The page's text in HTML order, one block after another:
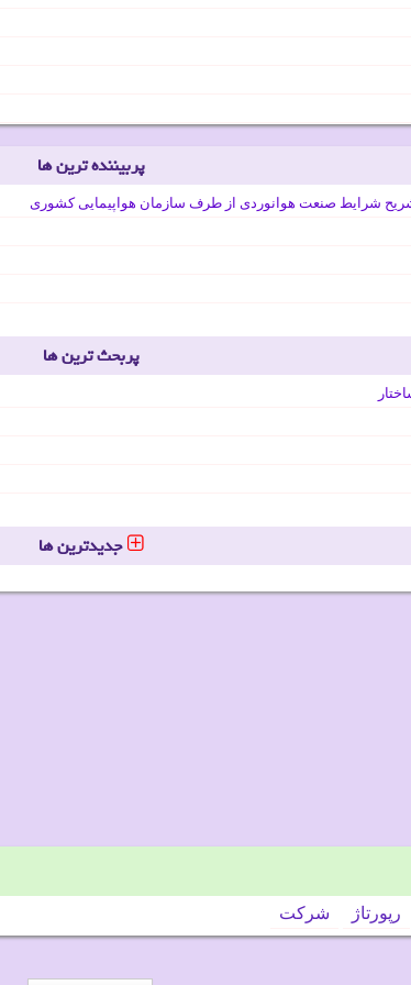
پربیننده ترین ها
شرایط صنعت هوانوردی از طرف سازمان هواپیمایی کشوری
پربحث ترین ها
جدیدترین ها
رپورتاژ شركت